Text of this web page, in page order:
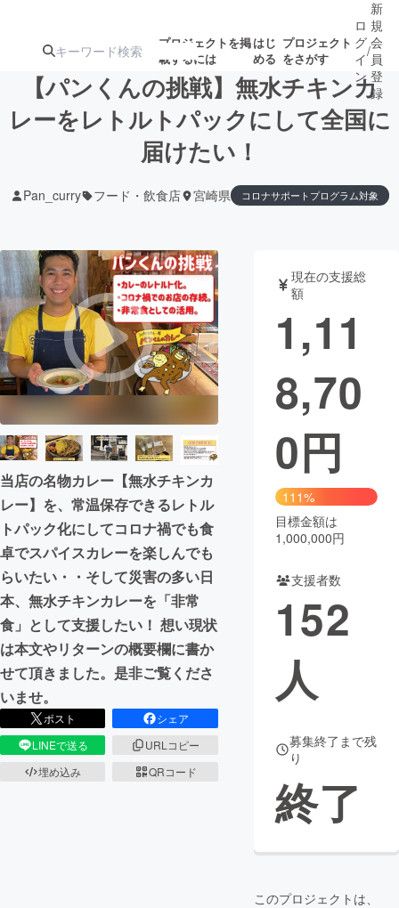
プロジェクトを掲
載するには
はじ
める
プロジェクト
をさがす
注目の新着プロ
ジェクト
募集終了が近いプ
テクノロジー・ガジェット ゲーム・サ
映像・映画
ビジネス・起業 チャレンジ
まちづくり・地域活性化
CAMPFIRE for Social Good
CAMPFIRE Creation
CAMPFIREふるさと納税machi-ya コミュニティ
ロ
グ
イ
ン
/
新
規
会
員
登
録
【パンくんの挑戦】無水チキンカ
レーをレトルトパックにして全国に
届けたい！
Pan_curry フード・飲食店 宮崎県 コロナサポートプログラム対象
当店の名物カレー【無水チキンカ
レー】を、常温保存できるレトル
トパック化にしてコロナ禍でも食
卓でスパイスカレーを楽しんでも
らいたい・・そして災害の多い日
本、無水チキンカレーを「非常
食」として支援したい！ 想い現状
は本文やリターンの概要欄に書か
せて頂きました。是非ご覧くださ
いませ。
ポスト
シェア
LINEで送る
URLコピー
埋め込み
QRコード
現在の支援総
額
1,11
8,70
0円
111%
目標金額は
1,000,000円
支援者数
152
人
募集終了まで残
り
終了
このプロジェクトは、